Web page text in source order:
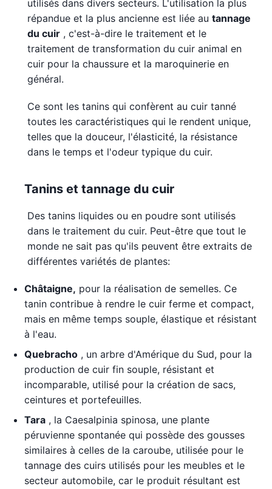
utilisés dans divers secteurs. L'utilisation la plus
répandue et la plus ancienne est liée au tannage
du cuir , c'est-à-dire le traitement et le
traitement de transformation du cuir animal en
cuir pour la chaussure et la maroquinerie en
général.
Ce sont les tanins qui confèrent au cuir tanné
toutes les caractéristiques qui le rendent unique,
telles que la douceur, l'élasticité, la résistance
dans le temps et l'odeur typique du cuir.
Tanins et tannage du cuir
Des tanins liquides ou en poudre sont utilisés
dans le traitement du cuir. Peut-être que tout le
monde ne sait pas qu'ils peuvent être extraits de
différentes variétés de plantes:
Châtaigne, pour la réalisation de semelles. Ce
tanin contribue à rendre le cuir ferme et compact,
mais en même temps souple, élastique et résistant
à l'eau.
Quebracho , un arbre d'Amérique du Sud, pour la
production de cuir fin souple, résistant et
incomparable, utilisé pour la création de sacs,
ceintures et portefeuilles.
Tara , la Caesalpinia spinosa, une plante
péruvienne spontanée qui possède des gousses
similaires à celles de la caroube, utilisée pour le
tannage des cuirs utilisés pour les meubles et le
secteur automobile, car le produit résultant est